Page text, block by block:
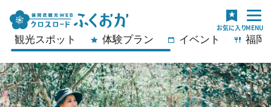
観光スポット 体験プラン イベント 福岡